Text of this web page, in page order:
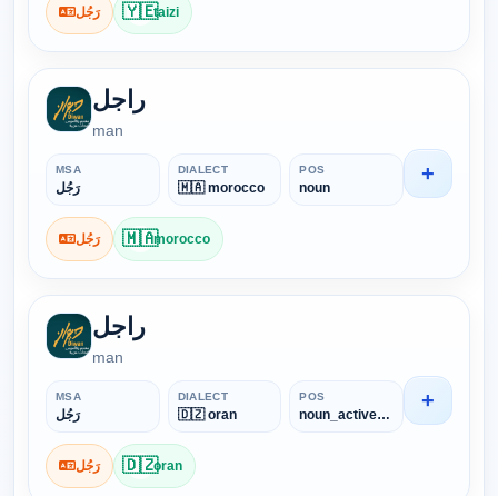
رَجُل 🇾🇪taizi
راجل
man
MSA
رَجُل
DIALECT
🇲🇦 morocco
POS
noun
رَجُل 🇲🇦morocco
+
راجل
man
MSA
رَجُل
DIALECT
🇩🇿 oran
POS
noun_active_part
رَجُل 🇩🇿oran
+